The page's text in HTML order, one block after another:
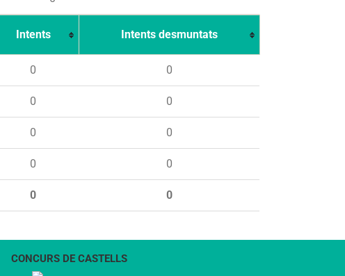
Intents Intents desmuntats
0 0
0 0
0 0
0 0
0 0
CONCURS DE CASTELLS